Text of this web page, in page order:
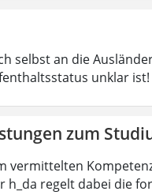
selbst an die
unklar
zum
regelt dabei die